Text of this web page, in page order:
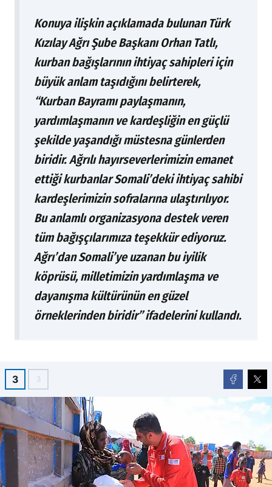
Konuya ilişkin açıklamada bulunan Türk
Kızılay Ağrı Şube Başkanı Orhan Tatlı,
kurban bağışlarının ihtiyaç sahipleri için
büyük anlam taşıdığını belirterek,
“Kurban Bayramı paylaşmanın,
yardımlaşmanın ve kardeşliğin en güçlü
şekilde yaşandığı müstesna günlerden
biridir. Ağrılı hayırseverlerimizin emanet
ettiği kurbanlar Somali’deki ihtiyaç sahibi
kardeşlerimizin sofralarına ulaştırılıyor.
Bu anlamlı organizasyona destek veren
tüm bağışçılarımıza teşekkür ediyoruz.
Ağrı’dan Somali’ye uzanan bu iyilik
köprüsü, milletimizin yardımlaşma ve
dayanışma kültürünün en güzel
örneklerinden biridir” ifadelerini kullandı.
3 3